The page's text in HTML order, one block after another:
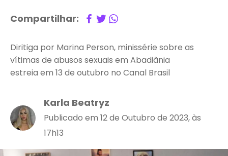
Compartilhar:
Diritiga por Marina Person, minissérie sobre as
vítimas de abusos sexuais em Abadiânia
estreia em 13 de outubro no Canal Brasil
Karla Beatryz
Publicado em 12 de Outubro de 2023, às
17h13